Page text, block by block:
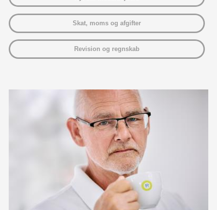
Skat, moms og afgifter
Revision og regnskab